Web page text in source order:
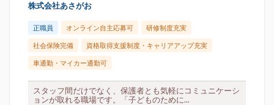
株式会社あさがお
正職員 オンライン自主応募可 研修制度充実
社会保険完備 資格取得支援制度・キャリアアップ充実
車通勤・マイカー通勤可
スタッフ間だけでなく、保護者とも気軽にコミュニケーシ
ョンが取れる職場です。「子どものために...